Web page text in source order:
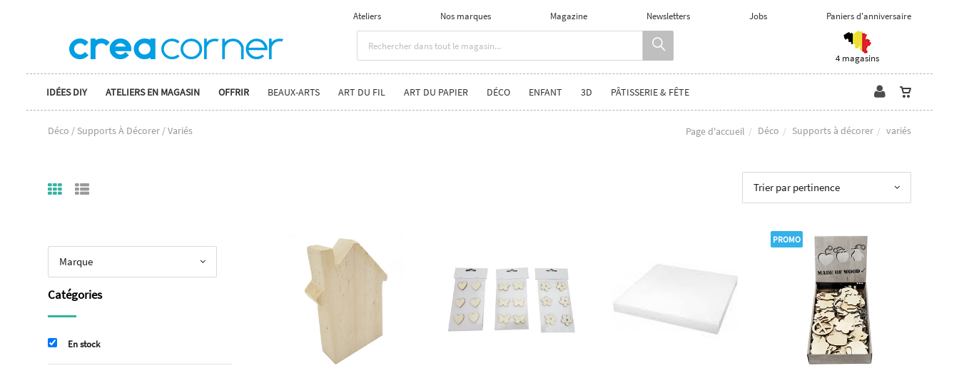
Ateliers Nos marques Magazine Newsletters Jobs Paniers d'anniversaire
4 magasins
IDÉES DIY ATELIERS EN MAGASIN OFFRIR BEAUX-ARTS ART DU FIL ART DU PAPIER DÉCO ENFANT 3D PÂTISSERIE & FÊTE
Déco / Supports À Décorer / Variés Page d'accueil Déco Supports à décorer variés
Trier par pertinence
PROMO
Marque
Catégories
En stock